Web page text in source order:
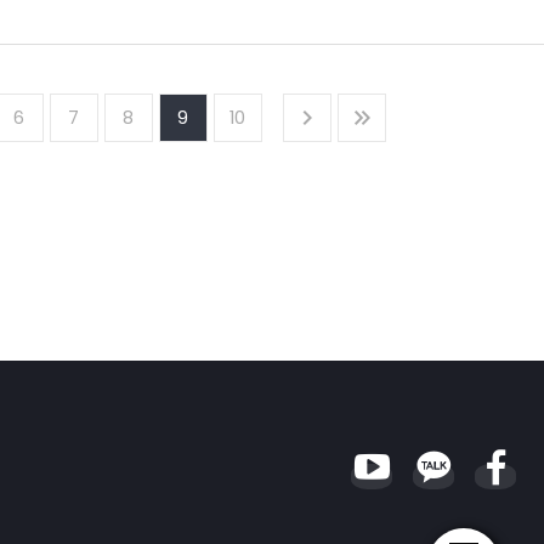
비자 보호 관련 정책 변화를 통해 보험산업에 직·간접적인 영향을 미칠 것으로
의 건강보험 보장성 강화 과정에서 사회적 합의 도출 과정에 적극 참여해야 함.
야 할 것임. 한편, 빅테크의 보험업진출 가속화, 가상자산 활용 기회 제고 등에
6 7 8 9 10